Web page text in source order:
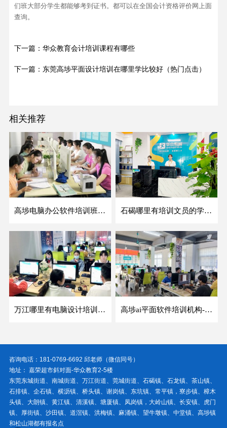
们班大部分学生都能够考到证书。都可以在全国会计资格评价网上面
查询。
下一篇：华众教育会计培训课程有哪些
下一篇：东莞高埗平面设计培训在哪里学比较好（热门点击）
相关推荐
高埗电脑办公软件培训班哪家好-华众教育 石碣哪里有培训文员的学校-华众教育
万江哪里有电脑设计培训班-华众教育 高埗ai平面软件培训机构-华众教育
咨询电话：181-0769-6692 邱老师（微信同号）
地址： 嘉荣超市斜对面-华众教育2-5楼
东莞东城街道、南城街道、万江街道、莞城街道、石碣镇、石龙镇、茶山镇、
石排镇、企石镇、横沥镇、桥头镇、谢岗镇、东坑镇、常平镇，寮步镇、樟木
头镇、大朗镇、黄江镇、清溪镇、塘厦镇、凤岗镇，大岭山镇、长安镇、虎门
镇、厚街镇、沙田镇、道滘镇、洪梅镇、麻涌镇、望牛墩镇、中堂镇、高埗镇
和松山湖都有报名点